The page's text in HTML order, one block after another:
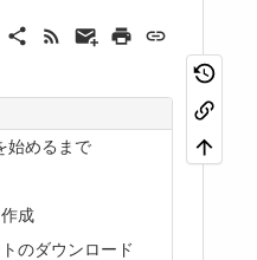
始めるまで
成
のダウンロード